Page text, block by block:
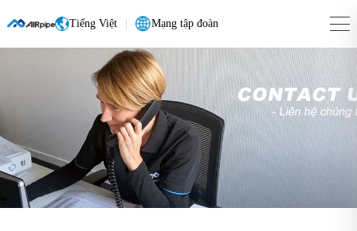
Tiếng Việt Mạng tập đoàn